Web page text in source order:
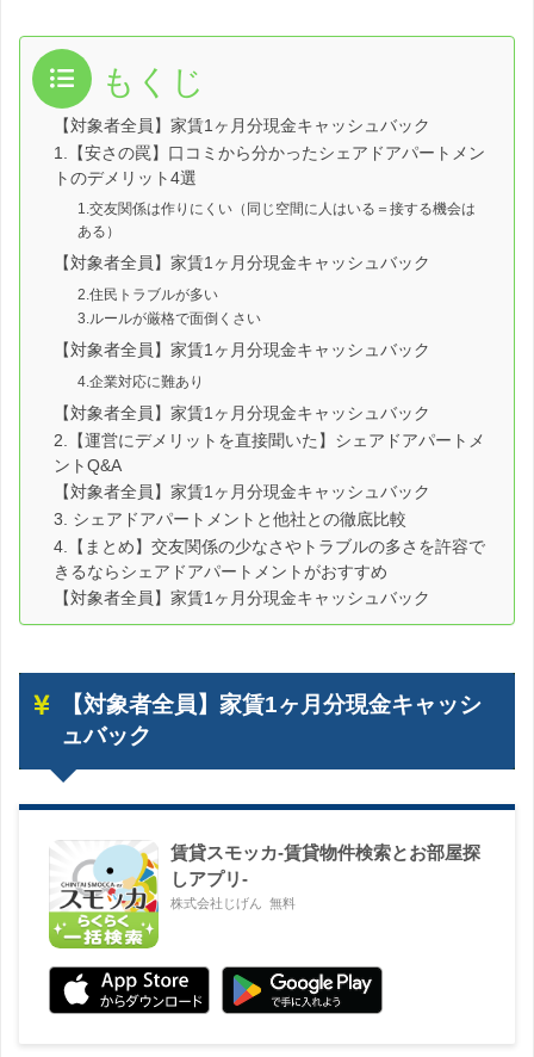
もくじ
【対象者全員】家賃1ヶ月分現金キャッシュバック
1.【安さの罠】口コミから分かったシェアドアパートメン
トのデメリット4選
1.交友関係は作りにくい（同じ空間に人はいる＝接する機会は
ある）
【対象者全員】家賃1ヶ月分現金キャッシュバック
2.住民トラブルが多い
3.ルールが厳格で面倒くさい
【対象者全員】家賃1ヶ月分現金キャッシュバック
4.企業対応に難あり
【対象者全員】家賃1ヶ月分現金キャッシュバック
2.【運営にデメリットを直接聞いた】シェアドアパートメ
ントQ&A
【対象者全員】家賃1ヶ月分現金キャッシュバック
3. シェアドアパートメントと他社との徹底比較
4.【まとめ】交友関係の少なさやトラブルの多さを許容で
きるならシェアドアパートメントがおすすめ
【対象者全員】家賃1ヶ月分現金キャッシュバック
【対象者全員】家賃1ヶ月分現金キャッシ
ュバック
賃貸スモッカ-賃貸物件検索とお部屋探
しアプリ-
株式会社じげん 無料